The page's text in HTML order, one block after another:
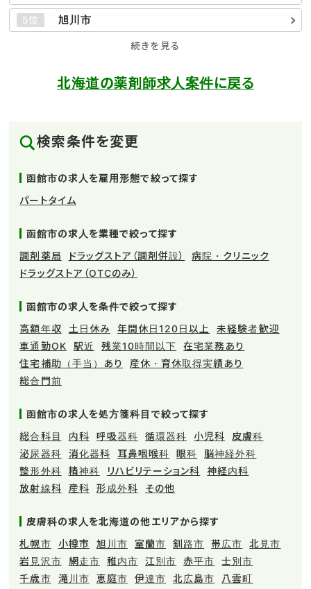
5位 旭川市
続きを見る
北海道の薬剤師求人案件に戻る
検索条件を変更
函館市の求人を雇用形態で絞って探す
パートタイム
函館市の求人を業種で絞って探す
調剤薬局
ドラッグストア（調剤併設）
病院・クリニック
ドラッグストア（OTCのみ）
函館市の求人を条件で絞って探す
高額年収
土日休み 年間休日120日以上
未経験者歓迎
車通勤OK
駅近 残業10時間以下
在宅業務あり
住宅補助（手当）あり
産休・育休取得実績あり
総合門前
函館市の求人を処方箋科目で絞って探す
総合科目
内科 呼吸器科 循環器科 小児科
皮膚科
泌尿器科
消化器科 耳鼻咽喉科 眼科
脳神経外科
整形外科
精神科 リハビリテーション科
神経内科
放射線科
産科 形成外科 その他
皮膚科の求人を北海道の他エリアから探す
札幌市
小樽市 旭川市 室蘭市 釧路市 帯広市
北見市
岩見沢市
網走市 稚内市 江別市 赤平市
士別市
千歳市
滝川市 恵庭市 伊達市 北広島市
八雲町